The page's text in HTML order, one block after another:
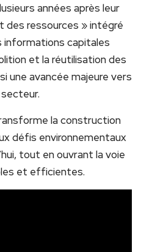
années après leur
des ressources » intégré
informations capitales
et la réutilisation des
une avancée majeure vers
la construction
défis environnementaux
tout en ouvrant la voie
et efficientes.